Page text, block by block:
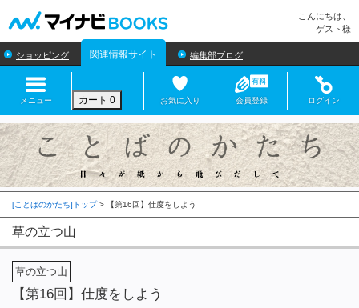
こんにちは、
ゲスト様
ショッピング 関連情報サイト 編集部ブログ
メニュー カート 0 お気に入り 会員登録 ログイン
[ことばのかたち]トップ>
草の立つ山
草の立つ山
【第16回】仕度をしよう